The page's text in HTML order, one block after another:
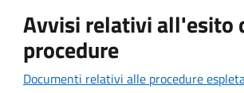
Avvisi relativi all'esito
procedure
Documenti relativi alle procedure